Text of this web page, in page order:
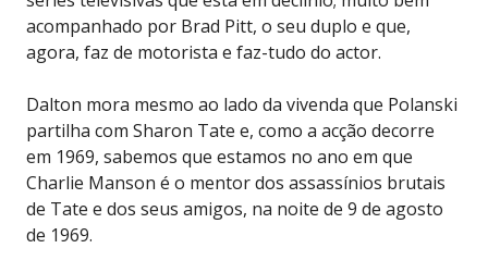
acompanhado por Brad Pitt, o seu duplo e que,
agora, faz de motorista e faz-tudo do actor.
Dalton mora mesmo ao lado da vivenda que Polanski
partilha com Sharon Tate e, como a acção decorre
em 1969, sabemos que estamos no ano em que
Charlie Manson é o mentor dos assassínios brutais
de Tate e dos seus amigos, na noite de 9 de agosto
de 1969.